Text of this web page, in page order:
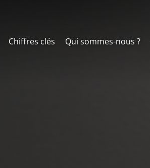
Chiffres clés Qui sommes-nous ?